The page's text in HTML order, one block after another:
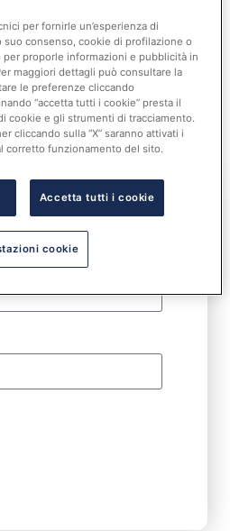
del bilancio. Nel
generali è incluso anche il
per le spese del piano
in conto capitale», una
5 del sedicesimo
la notizia
email
per fornirle un’esperienza di
consenso, cookie di profilazione o
proporle informazioni e pubblicità in
maggiori dettagli può consultare la
le preferenze cliccando
“accetta tutti i cookie” presta il
cookie e gli strumenti di tracciamento.
cliccando sulla “X” saranno attivati i
corretto funzionamento del sito.
Accetta tutti i cookie
cookie